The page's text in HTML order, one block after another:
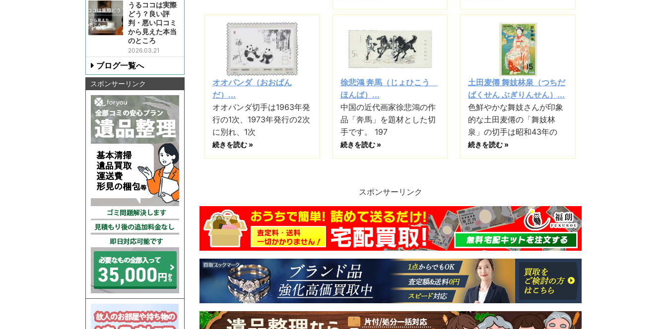
オオパンダ（おおぱん
だ）...
オオパンダ切手は1963年発
行の1次、1973年発行の2次
に別れ、1次
続きを読む »
徐悲鴻 奔馬（じょひこう
ほんば）...
中国の近代画家徐悲鴻の作
品「奔馬」を題材とした切
手です。 197
続きを読む »
土田麦僊 舞妓林泉（つちだ
ばくせん ぶぎりんせん）...
色鮮やかな舞妓さんが印象
的な土田麦僊の「舞妓林
泉」の切手は昭和43年の
続きを読む »
スポンサーリンク
うるココは実際
どう？良い評
判・悪い口コミ
から見えた本当
のところ
2026.03.21
ブログ一覧へ
スポンサーリンク